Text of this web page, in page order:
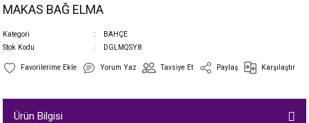
MAKAS BAĞ ELMA
Kategori
BAHÇE
Stok Kodu
DGLMQSY8
Yorum Yaz Tavsiye Et Paylaş Karşılaştır
Ürün Bilgisi